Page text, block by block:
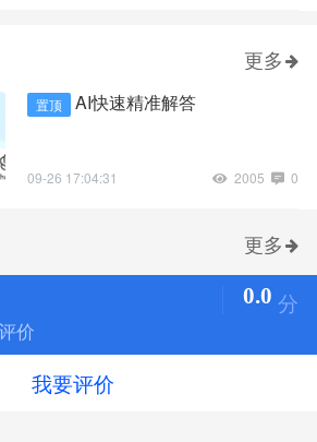
更多
置顶 AI快速精准解答
09-26 17:04:31 2005 0
更多
价
0.0 分
我要评价